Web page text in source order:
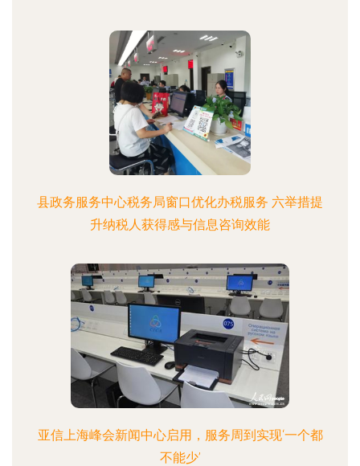
县政务服务中心税务局窗口优化办税服务 六举措提
升纳税人获得感与信息咨询效能
亚信上海峰会新闻中心启用，服务周到实现‘一个都
不能少’